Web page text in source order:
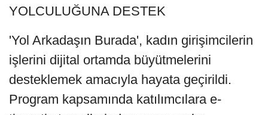
YOLCULUĞUNA DESTEK
'Yol Arkadaşın Burada', kadın girişimcilerin
işlerini dijital ortamda büyütmelerini
desteklemek amacıyla hayata geçirildi.
Program kapsamında katılımcılara e-